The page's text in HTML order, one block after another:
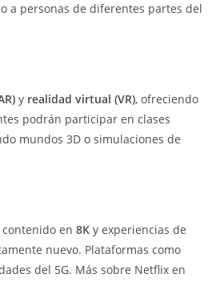
a personas de diferentes partes del
y realidad virtual (VR), ofreciendo
podrán participar en clases
mundos 3D o simulaciones de
en 8K y experiencias de
nuevo. Plataformas como
del 5G. Más sobre Netflix en